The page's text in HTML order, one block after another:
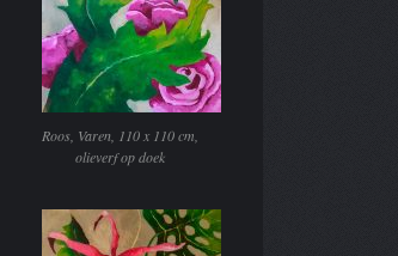
Roos, Varen, 110 x 110 cm,
olieverf op doek